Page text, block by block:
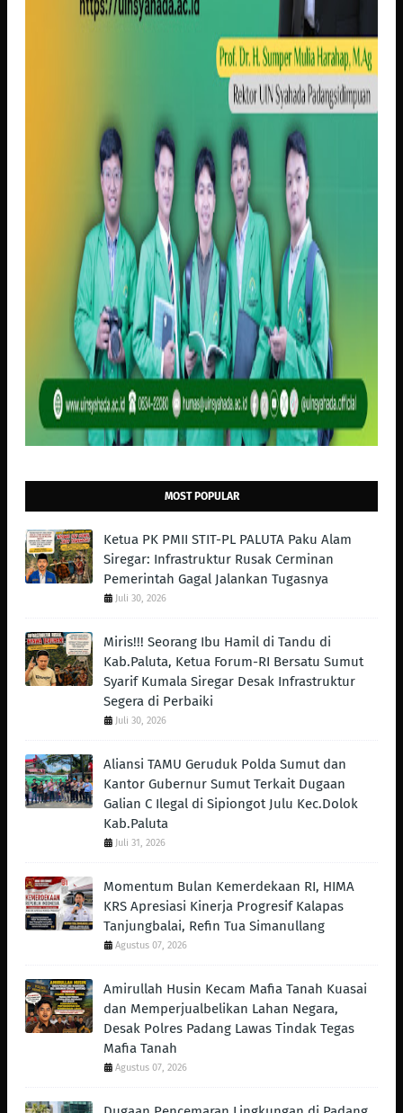
MOST POPULAR
Ketua PK PMII STIT-PL PALUTA Paku Alam
Siregar: Infrastruktur Rusak Cerminan
Pemerintah Gagal Jalankan Tugasnya
Juli 30, 2026
Miris!!! Seorang Ibu Hamil di Tandu di
Kab.Paluta, Ketua Forum-RI Bersatu Sumut
Syarif Kumala Siregar Desak Infrastruktur
Segera di Perbaiki
Juli 30, 2026
Aliansi TAMU Geruduk Polda Sumut dan
Kantor Gubernur Sumut Terkait Dugaan
Galian C Ilegal di Sipiongot Julu Kec.Dolok
Kab.Paluta
Juli 31, 2026
Momentum Bulan Kemerdekaan RI, HIMA
KRS Apresiasi Kinerja Progresif Kalapas
Tanjungbalai, Refin Tua Simanullang
Agustus 07, 2026
Amirullah Husin Kecam Mafia Tanah Kuasai
dan Memperjualbelikan Lahan Negara,
Desak Polres Padang Lawas Tindak Tegas
Mafia Tanah
Agustus 07, 2026